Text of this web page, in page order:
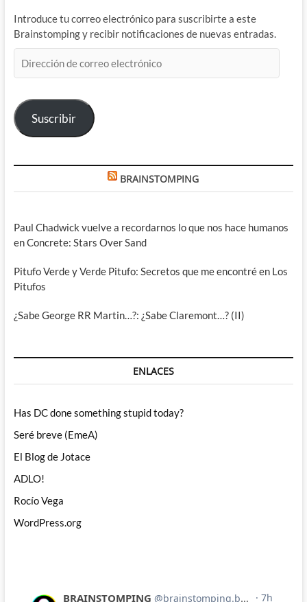
Introduce tu correo electrónico para suscribirte a este
Brainstomping y recibir notificaciones de nuevas entradas.
de
electrónico
Suscribir
BRAINSTOMPING
Paul Chadwick vuelve a recordarnos lo que nos hace humanos
en Concrete: Stars Over Sand
Pitufo Verde y Verde Pitufo: Secretos que me encontré en Los
Pitufos
¿Sabe George RR Martin…?: ¿Sabe Claremont…? (II)
ENLACES
Has DC done something stupid today?
Seré breve (EmeA)
El Blog de Jotace
ADLO!
Rocío Vega
WordPress.org